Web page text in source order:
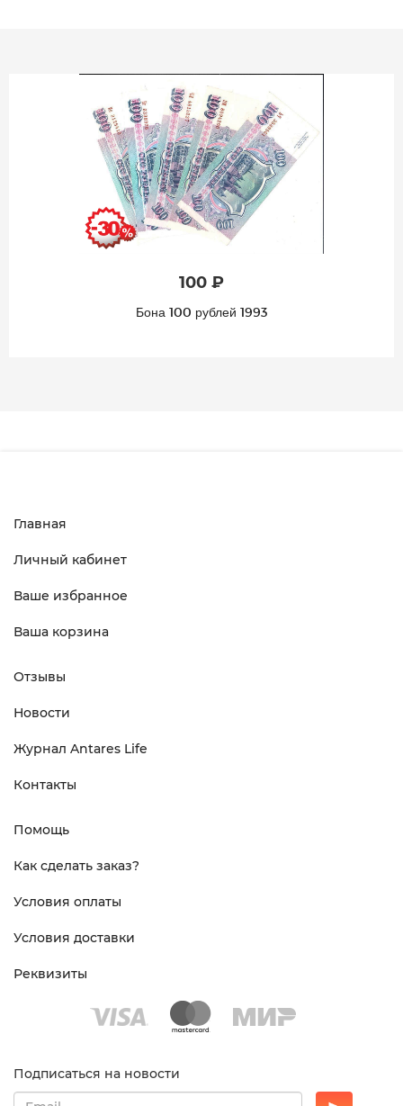
100 ₽
Бона 100 рублей 1993
Главная
Личный кабинет
Ваше избранное
Ваша корзина
Отзывы
Новости
Журнал Antares Life
Контакты
Помощь
Как сделать заказ?
Условия оплаты
Условия доставки
Реквизиты
Подписаться на новости